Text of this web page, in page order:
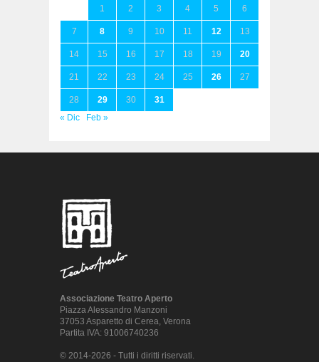
1 2 3 4 5 6
7 8 9 10 11 12 13
14 15 16 17 18 19 20
21 22 23 24 25 26 27
28 29 30
31
« Dic
Feb »
Associazione Teatro Aperto
Piazza Alessandro Manzoni
37053 Asparetto di Cerea, Verona
Partita IVA: 91006740236
© 2014-2026 - Tutti i diritti riservati.